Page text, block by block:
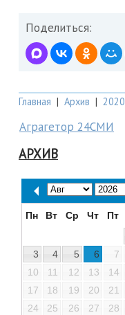
Поделиться:
Главная | Архив | 2020
Аграгетор 24СМИ
АРХИВ
Пн Вт Ср Чт Пт
3
4 5 6 7
10
11 12 13 14
17
18 19 20 21
24
25 26 27 28